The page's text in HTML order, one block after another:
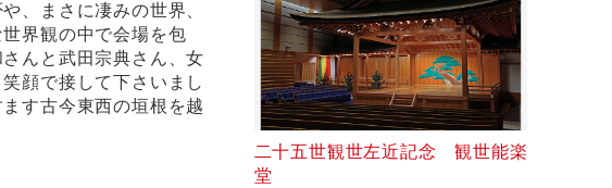
、まさに凄みの世界、
界観の中で会場を包
んと武田宗典さん、女
顔で接して下さいまし
す古今東西の垣根を越
二十五世観世左近記念 観世能楽
堂